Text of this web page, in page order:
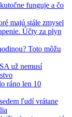
funguje a čo
majú stále zmysel
Účty za plyn
Toto môžu
už nemusí
ráno len 10
ľudí vrátane